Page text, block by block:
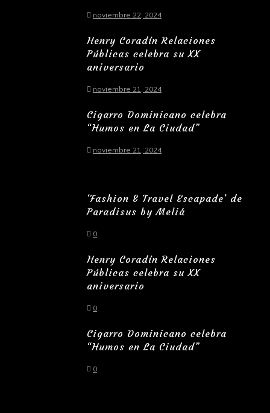
noviembre 22, 2024
Henry Coradín Relaciones
Públicas celebra su XX
aniversario
noviembre 21, 2024
Cigarro Dominicano celebra
“Humos en La Ciudad”
noviembre 21, 2024
‘Fashion & Travel Escapade’ de
Paradisus by Meliá
0
Henry Coradín Relaciones
Públicas celebra su XX
aniversario
0
Cigarro Dominicano celebra
“Humos en La Ciudad”
0